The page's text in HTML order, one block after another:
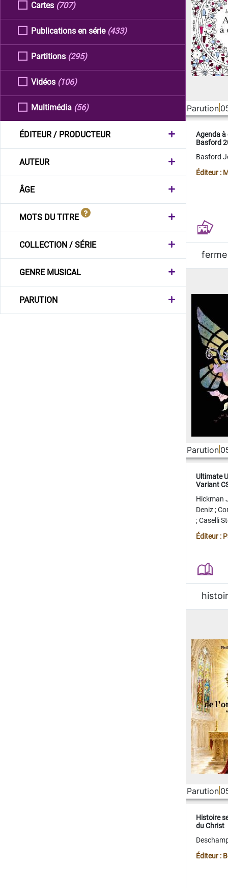
Cartes (707)
Publications en série (433)
Partitions (295)
Vidéos (106)
Multimédia (56)
ÉDITEUR / PRODUCTEUR
AUTEUR
ÂGE
MOTS DU TITRE
COLLECTION / SÉRIE
GENRE MUSICAL
PARUTION
Parution
Agenda
Basford
Basford
Éditeur :
ferme
Parution
Ultimate
Variant
Hickman
Deniz;
;Caselli
Juan
Éditeur :
Parution
Histoire
du Christ
Éditeur :